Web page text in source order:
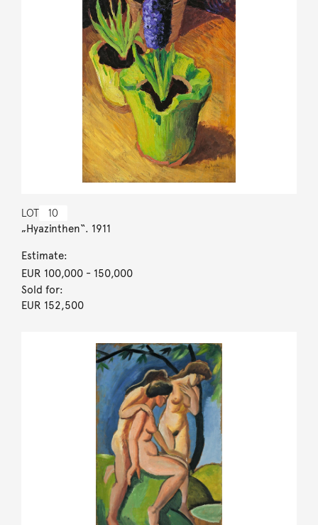
LOT 10
„Hyazinthen“. 1911
Estimate:
EUR 100,000- 150,000
Sold for:
EUR 152,500